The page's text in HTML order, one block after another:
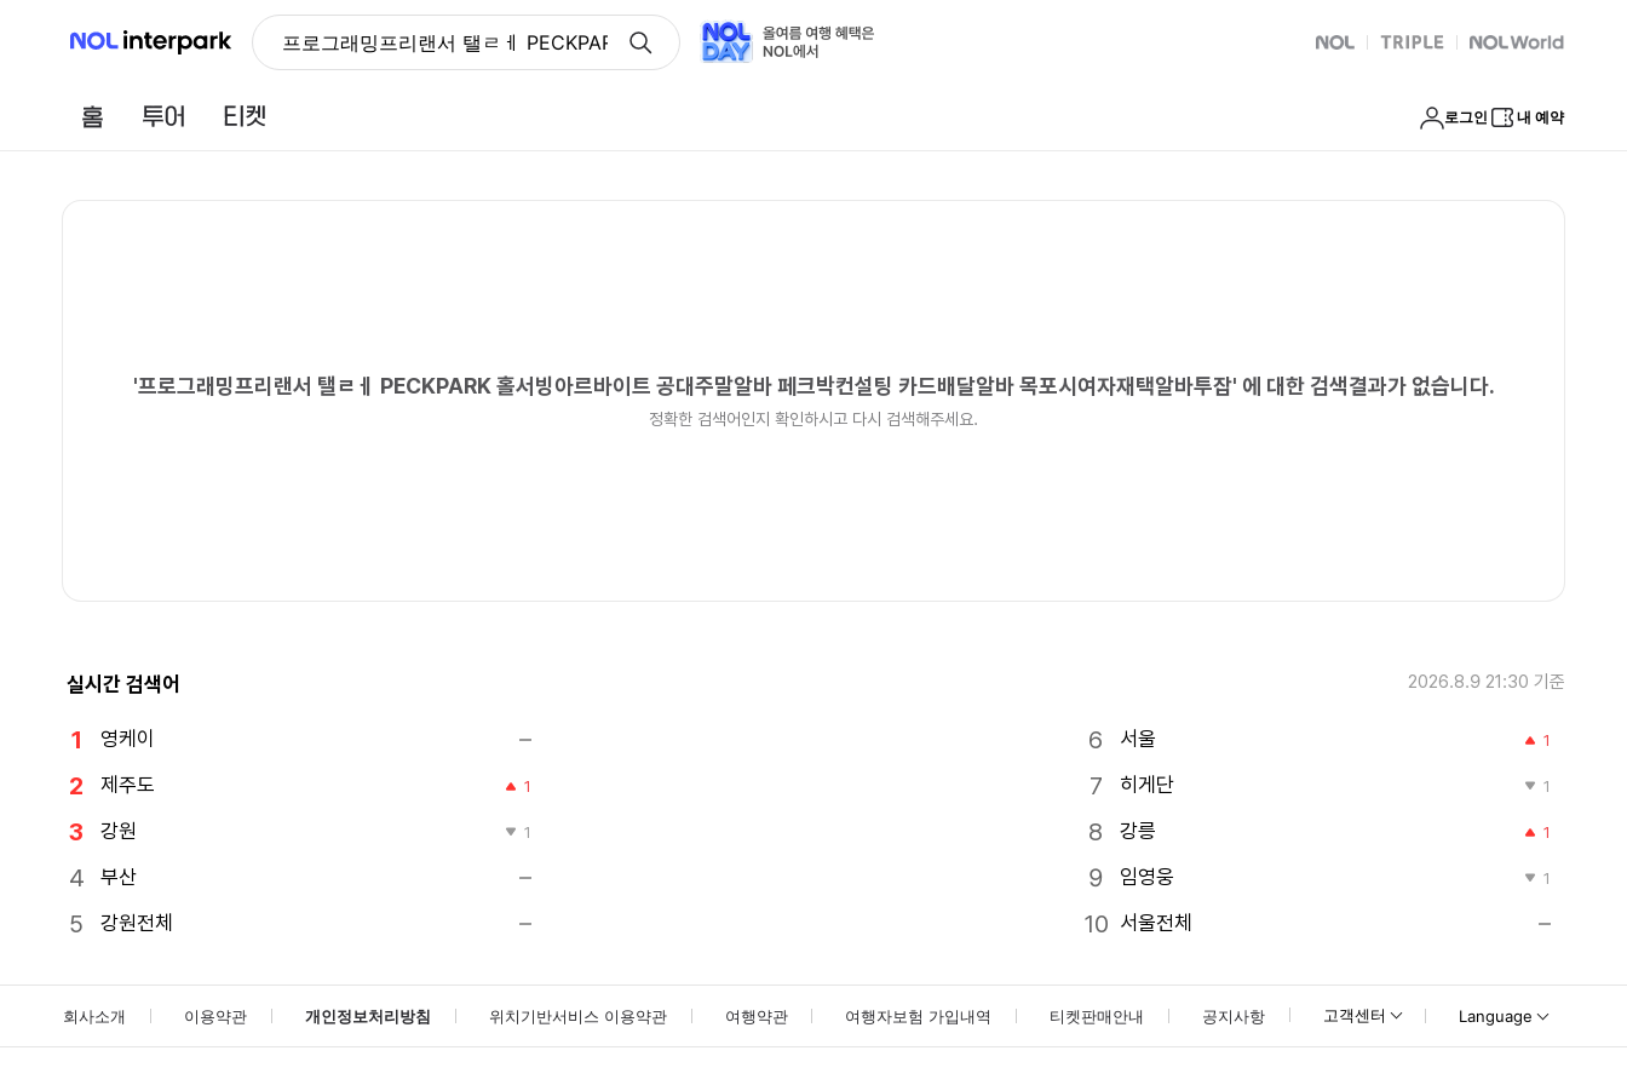
NOL 인터파크 프로그래밍프리랜서 탤ㄹㅔ PECKPARK 홀서빙아르바이트 공대주말알바 페크박컨설팅 카드배달알바 목포시여자재택알바투잡
NOL 트리플 Global Interpark
홈 투어 로그인 내 예약
'프로그래밍프리랜서 탤ㄹㅔ PECKPARK 홀서빙아르바이트 공대주말알바 페크박컨설팅 카드배달알바 목포시여자재택알바투잡' 에 대한 검색결과가 없습니다.
정확한 검색어인지 확인하시고 다시 검색해주세요.
실시간 검색어 2026.8.9 21:30 기준
영케이
제주도
1
강원 1
부산
강원전체
서울 1
히게단 1
강릉 1
임영웅 1
서울전체
회사소개 이용약관 개인정보처리방침 위치기반서비스 이용약관 여행약관 여행자보험 가입내역 티켓판매안내 공지사항 고객센터 Language